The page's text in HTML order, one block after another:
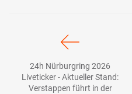
24h Nürburgring 2026
Liveticker - Aktueller Stand:
Verstappen führt in der